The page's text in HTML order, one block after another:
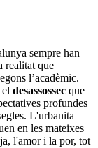
sempre han
realitat que
l’acadèmic.
desassossec que
profundes
L'urbanita
en les mateixes
l'amor i la por, tot